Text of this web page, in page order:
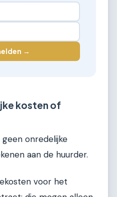
→
kosten of
onredelijke
aan de huurder.
voor het